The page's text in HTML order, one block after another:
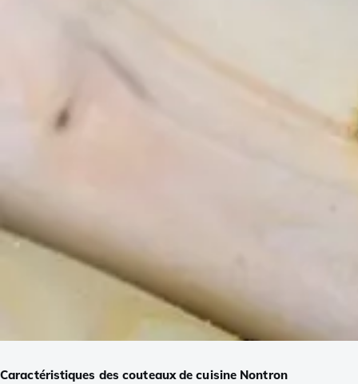
Caractéristiques des couteaux de cuisine Nontron